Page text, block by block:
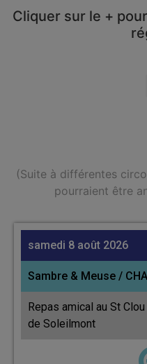
Cliquer sur le +
(Suite à différentes
pourraient être
samedi 8 août 2026
Sambre & Meuse /
Repas amical au St
de Soleilmont